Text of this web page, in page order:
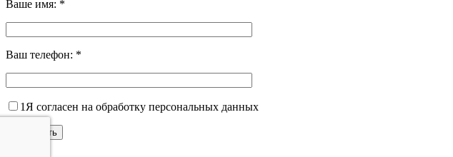
Ваше имя: *
Ваш телефон: *
1 Я согласен на обработку персональных данных